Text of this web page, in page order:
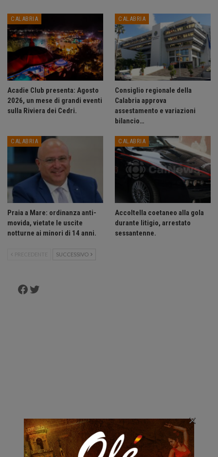
CALABRIA
Acadie Club presenta: Agosto
2026, un mese di grandi eventi
sulla Riviera dei Cedri.
CALABRIA
Consiglio regionale della
Calabria approva
assestamento e variazioni
bilancio…
CALABRIA
Praia a Mare: ordinanza anti-
movida, vietate le uscite
notturne ai minori di 14 anni.
CALABRIA
Accoltella coetaneo alla gola
durante litigio, arrestato
sessantenne.
PRECEDENTE SUCCESSIVO
Facebook
Twitter
×